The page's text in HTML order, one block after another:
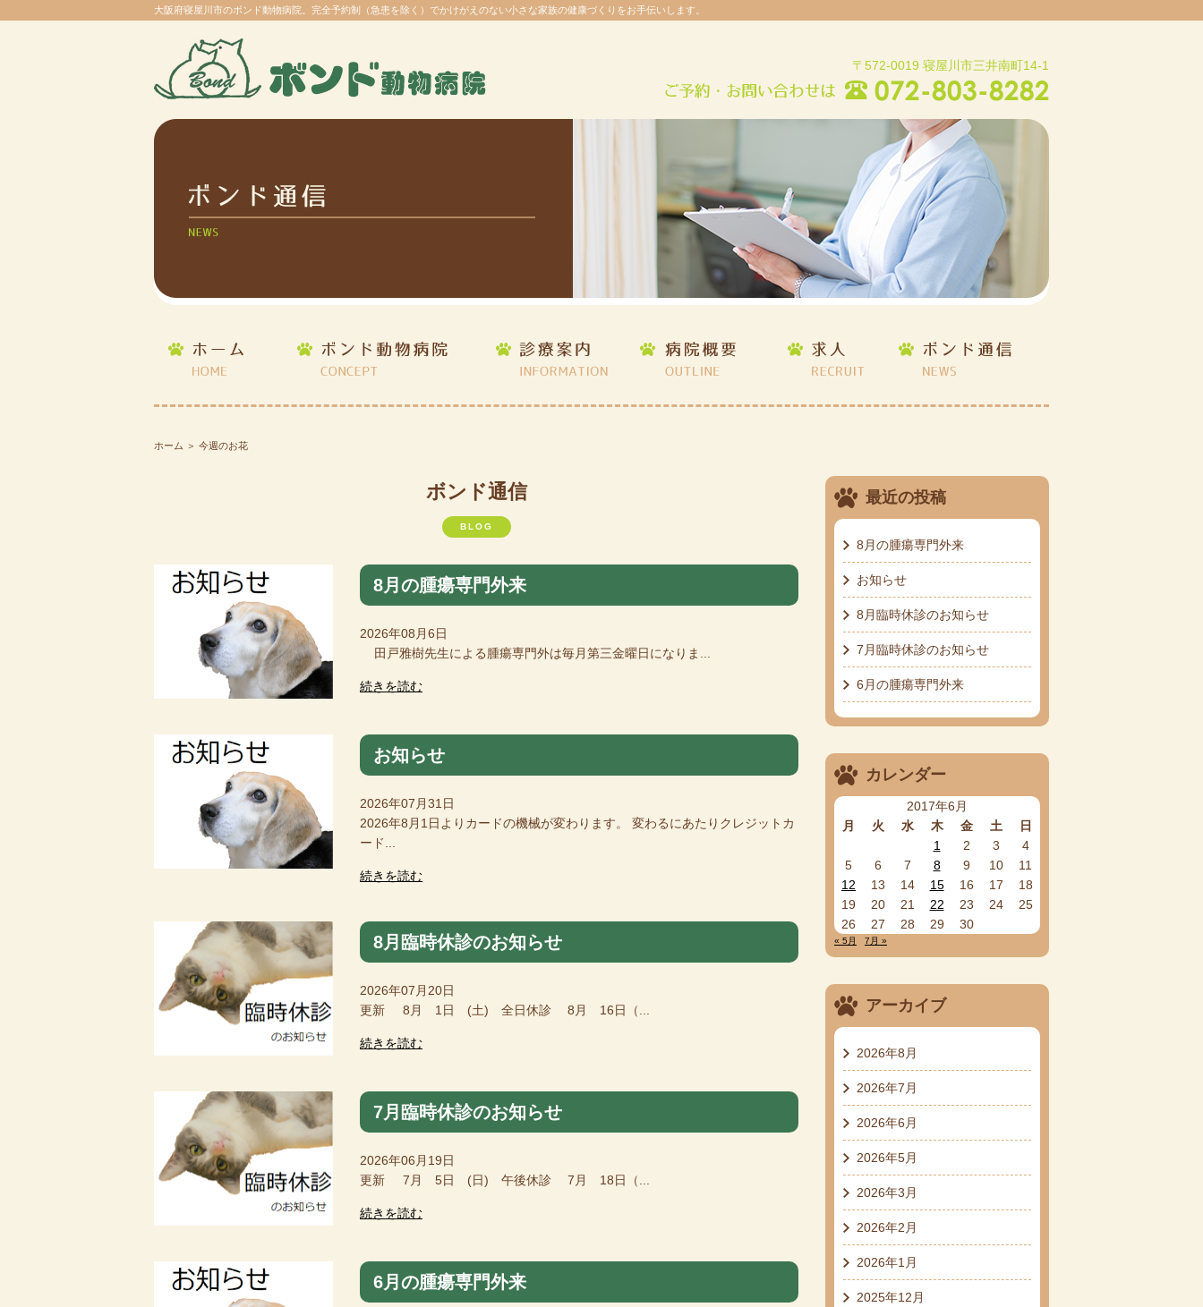
大阪府寝屋川市のボンド動物病院。完全予約制（急患を除く）でかけがえのない小さな家族の健康づくりをお手伝いします。
〒572-0019 寝屋川市三井南町14-1
ホーム ＞ 今週のお花
ボンド通信
BLOG
8月の腫瘍専門外来
2026年08月6日
田戸雅樹先生による腫瘍専門外は毎月第三金曜日になりま...
続きを読む
お知らせ
2026年07月31日
2026年8月1日よりカードの機械が変わります。 変わるにあたりクレジットカ
ード...
続きを読む
8月臨時休診のお知らせ
2026年07月20日
更新 8月 1日 (土) 全日休診 8月 16日（...
続きを読む
7月臨時休診のお知らせ
2026年06月19日
更新 7月 5日 (日) 午後休診 7月 18日（...
続きを読む
6月の腫瘍専門外来
最近の投稿
8月の腫瘍専門外来
お知らせ
8月臨時休診のお知らせ
7月臨時休診のお知らせ
6月の腫瘍専門外来
カレンダー
2017年6月
月
火 水 木 金 土
日
1
2 3
4
5
6 7 8 9 10
11
12
13 14 15 16 17
18
19
20 21 22 23 24
25
26
27 28 29 30
« 5月 7月 »
アーカイブ
2026年8月
2026年7月
2026年6月
2026年5月
2026年3月
2026年2月
2026年1月
2025年12月